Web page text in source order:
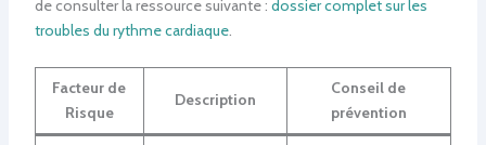
de consulter la ressource suivante : dossier complet sur les
troubles du rythme cardiaque.
Facteur de
Risque
Description
Conseil de
prévention